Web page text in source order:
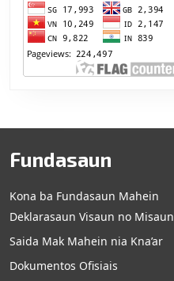
Fundasaun
Kona ba Fundasaun Mahein
Deklarasaun Visaun no Misaun
Saida Mak Mahein nia Kna’ar
Dokumentos Ofisiais